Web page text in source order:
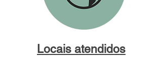
Locais atendidos